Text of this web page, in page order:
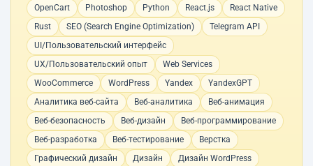
OpenCart
Photoshop Python React.js
React Native
Rust
SEO (Search Engine Optimization)
Telegram API
UI/Пользовательский интерфейс
UX/Пользовательский опыт
Web Services
WooCommerce
WordPress Yandex
YandexGPT
Аналитика веб-сайта
Веб-аналитика
Веб-анимация
Веб-безопасность
Веб-дизайн
Веб-программирование
Веб-разработка
Веб-тестирование
Верстка
Графический дизайн
Дизайн
Дизайн WordPress